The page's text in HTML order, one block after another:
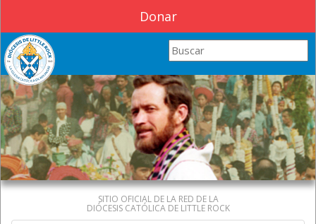
Donar
Search this site
SITIO OFICIAL DE LA RED DE LA
DIÓCESIS CATÓLICA DE LITTLE ROCK